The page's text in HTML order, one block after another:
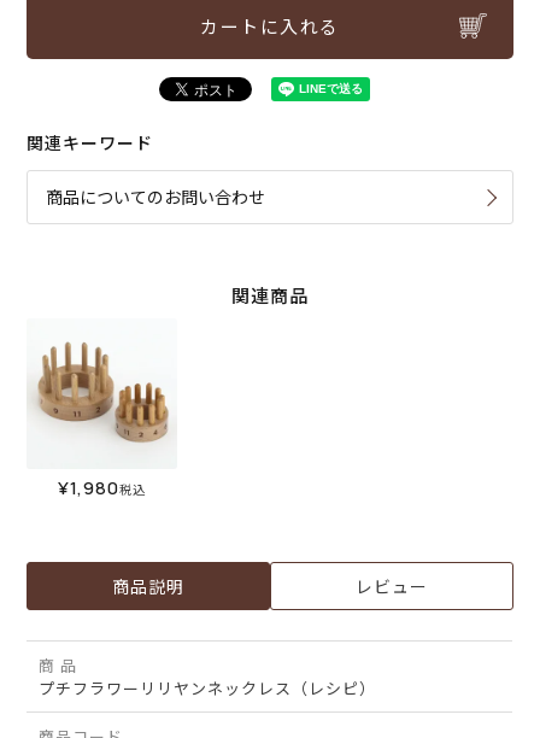
カートに入れる
関連キーワード
商品についてのお問い合わせ
関連商品
¥1,980税込
商品説明 レビュー
商 品
プチフラワーリリヤンネックレス（レシピ）